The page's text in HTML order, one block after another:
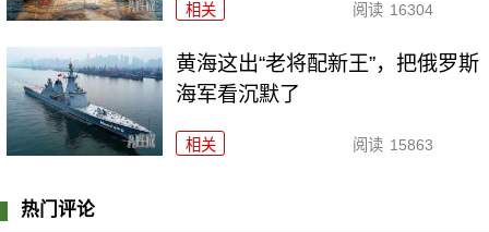
相关 阅读 16304
黄海这出“老将配新王”，把俄罗斯
海军看沉默了
相关 阅读 15863
热门评论